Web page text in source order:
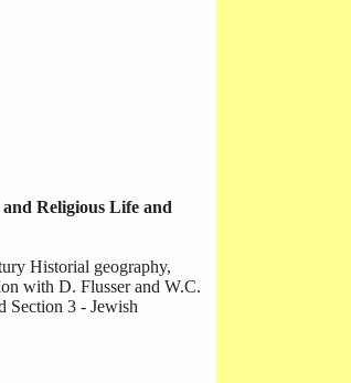
Religious Life and
Historial geography,
with D. Flusser and W.C.
Section 3 - Jewish